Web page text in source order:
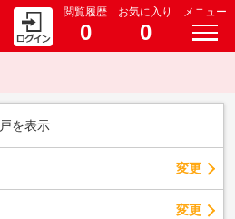
閲覧履歴
0
お気に入り
0
メニュー
戸を表示
変更
変更